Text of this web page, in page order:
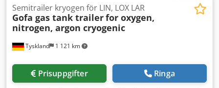
Tyskland 1 121 km
Semitrailer kryogen för LIN, LOX LAR
Gofa gas tank trailerfor oxygen,
nitrogen, argon cryogenic
Prisuppgifter Ringa